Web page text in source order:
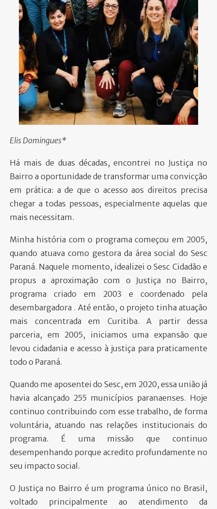
PARTICIPE
Elis Domingues*
Há mais de duas décadas, encontrei no Justiça no
Bairro a oportunidade de transformar uma convicção
em prática: a de que o acesso aos direitos precisa
chegar a todas pessoas, especialmente aquelas que
mais necessitam.
Minha história com o programa começou em 2005,
quando atuava como gestora da área social do Sesc
Paraná. Naquele momento, idealizei o Sesc Cidadão e
propus a aproximação com o Justiça no Bairro,
programa criado em 2003 e coordenado pela
desembargadora . Até então, o projeto tinha atuação
mais concentrada em Curitiba. A partir dessa
parceria, em 2005, iniciamos uma expansão que
levou cidadania e acesso à justiça para praticamente
todo o Paraná.
Quando me aposentei do Sesc, em 2020, essa união já
havia alcançado 255 municípios paranaenses. Hoje
continuo contribuindo com esse trabalho, de forma
voluntária, atuando nas relações institucionais do
programa. É uma missão que continuo
desempenhando porque acredito profundamente no
seu impacto social.
O Justiça no Bairro é um programa único no Brasil,
voltado principalmente ao atendimento da